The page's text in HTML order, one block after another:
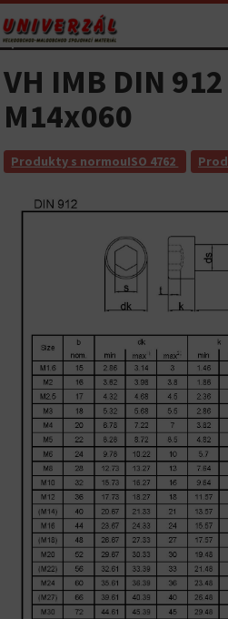
VH IMB DIN
M14x060
Produkty s normouISO 4762